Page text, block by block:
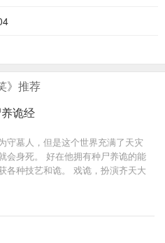
》推荐
诡经
守墓人，但是这个世界充满了天灾
会身死。 好在他拥有种尸养诡的能
各种技艺和诡。 戏诡，扮演齐天大
歌，制作各类诡异道具。 傀儡诡，
儡，操控众生。 操控百诡，举世无